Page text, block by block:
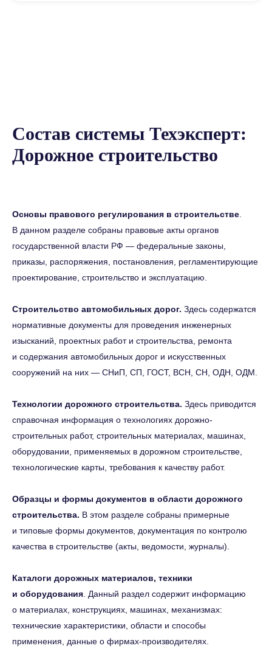
Состав системы Техэксперт:
Дорожное строительство
Основы правового регулирования в строительстве
В данном разделе собраны правовые акты органов
государственной власти РФ — федеральные законы,
приказы, распоряжения, постановления, регламентирующие
проектирование, строительство и эксплуатацию.
Строительство автомобильных дорог. Здесь содержатся
нормативные документы для проведения инженерных
изысканий, проектных работ и строительства, ремонта
и содержания автомобильных дорог и искусственных
сооружений на них — СНиП, СП, ГОСТ, ВСН, СН, ОДН, ОДМ.
Технологии дорожного строительства. Здесь приводится
справочная информация о технологиях дорожно-
строительных работ, строительных материалах, машинах,
оборудовании, применяемых в дорожном строительстве,
технологические карты, требования к качеству работ.
Образцы и формы документов в области дорожного
строительства. В этом разделе собраны примерные
и типовые формы документов, документация по контролю
качества в строительстве (акты, ведомости, журналы).
Каталоги дорожных материалов, техники
и оборудования . Данный раздел содержит информацию
о материалах, конструкциях, машинах, механизмах:
технические характеристики, области и способы
применения, данные о фирмах-производителях.
КАТАЛОГ
ИСУПБ. Пожарная безопасность
Строительство, проектирование
8 800 222-66-40
Полный доступ
Отзывы
О нас
ИСУПБ. Охрана труда
БЛОГ
ВОПРОСЫ ВЕБИНАРЫ
С НАМИ